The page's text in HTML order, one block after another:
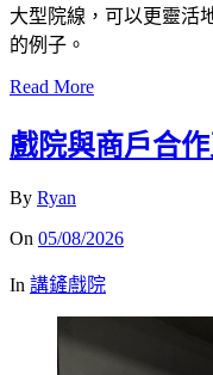
大型院線，可以更靈活
的例子。
Read More
戲院與商戶合作
By Ryan
On 05/08/2026
In 講鏟戲院